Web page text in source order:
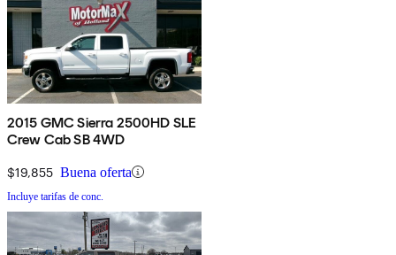
2015 GMC Sierra 2500HD SLE
Crew Cab SB 4WD
$19,855 Buena oferta
Incluye tarifas de conc.